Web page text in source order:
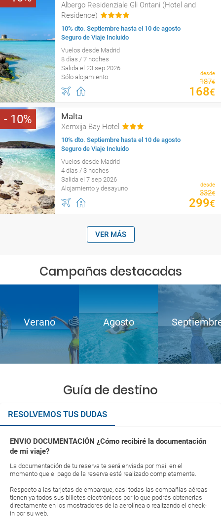
Albergo Residenziale Gli Ontani (Hotel and
Residence)
10% dto. Septiembre hasta el 10 de agosto
Seguro de Viaje Incluido
Vuelos desde Madrid
8 días / 7 noches
Salida el 23 sep 2026
Sólo alojamiento
desde
187€
168€
10 Malta
Xemxija Bay Hotel
10% dto. Septiembre hasta el 10 de agosto
Seguro de Viaje Incluido
Vuelos desde Madrid
4 días / 3 noches
Salida el 7 sep 2026
Alojamiento y desayuno
desde
332€
299€
VER MÁS
Campañas destacadas
Verano Agosto
Guía de destino
RESOLVEMOS TUS DUDAS
ENVIO DOCUMENTACIÓN ¿Cómo recibiré la documentación
de mi viaje?
La documentación de tu reserva te será enviada por mail en el
momento que el pago de la reserva esté realizado completamente.
Respecto a las tarjetas de embarque, casi todas las compañías aéreas
tienen ya todos sus billetes electrónicos por lo que podrás obtenerlas
directamente en los mostradores de la aerolínea o realizando el check-
in por su web.